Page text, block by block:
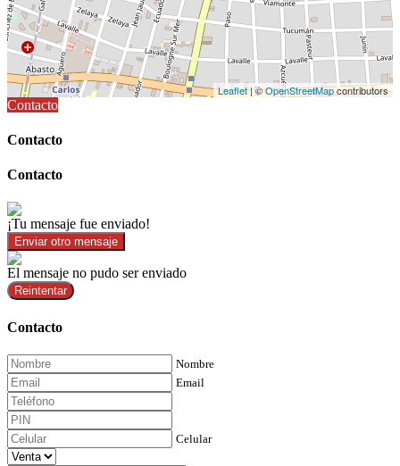
Leaflet| ©OpenStreetMapcontributors
Contacto
Contacto
Contacto
¡Tu mensaje fue enviado!
Enviar otro mensaje
El mensaje no pudo ser enviado
Reintentar
Contacto
Nombre
Email
Celular